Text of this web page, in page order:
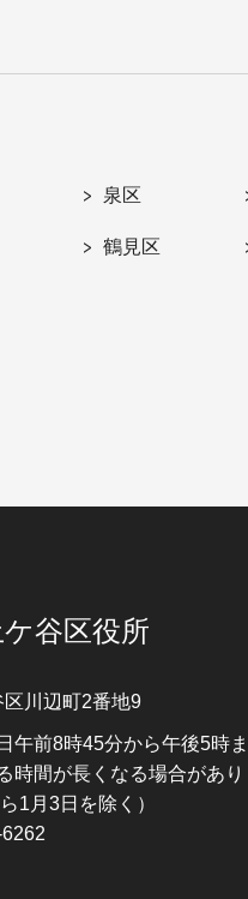
泉区
鶴見区
谷区役所
川辺町2番地9
午前8時45分から午後5時
時間が長くなる場合があり
1月3日を除く）